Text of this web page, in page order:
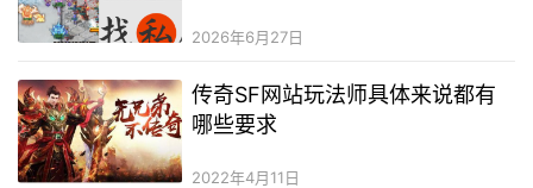
2026年6月27日
传奇SF网站玩法师具体来说都有
哪些要求
2022年4月11日